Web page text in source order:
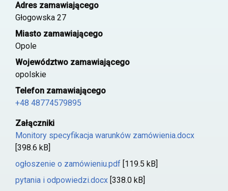
Adres zamawiającego
Głogowska 27
Miasto zamawiającego
Opole
Województwo zamawiającego
opolskie
Telefon zamawiającego
+48 48774579895
Załączniki
Monitory specyfikacja warunków zamówienia.docx
[398.6 kB]
ogłoszenie o zamówieniu.pdf [119.5 kB]
pytania i odpowiedzi.docx [338.0 kB]